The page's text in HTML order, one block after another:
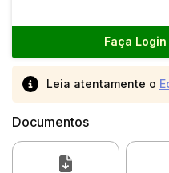
Faça Login
Leia atentamente o
Documentos